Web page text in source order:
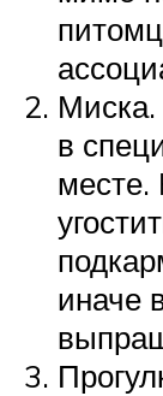
в
месте.
иначе